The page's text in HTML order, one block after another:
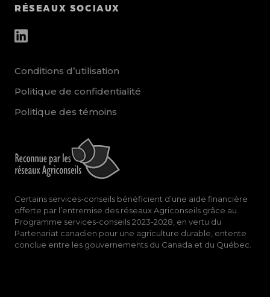
RÉSEAUX SOCIAUX
other_social_urls
Conditions d’utilisation
Politique de confidentialité
Politique des témoins
Certains services-conseils bénéficient d’une aide financière
offerte par l’entremise des réseaux Agriconseils grâce au
Programme services-conseils 2023-2028, en vertu du
Partenariat canadien pour une agriculture durable, entente
conclue entre les gouvernements du Canada et du Québec.